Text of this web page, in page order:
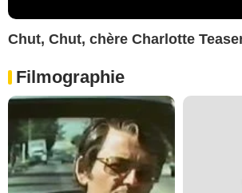
Chut, Chut, chère Charlotte
Filmographie